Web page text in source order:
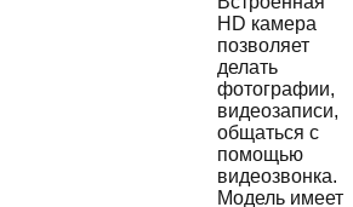
HD камера
позволяет
делать
фотографии,
видеозаписи,
общаться с
помощью
видеозвонка.
Модель имеет